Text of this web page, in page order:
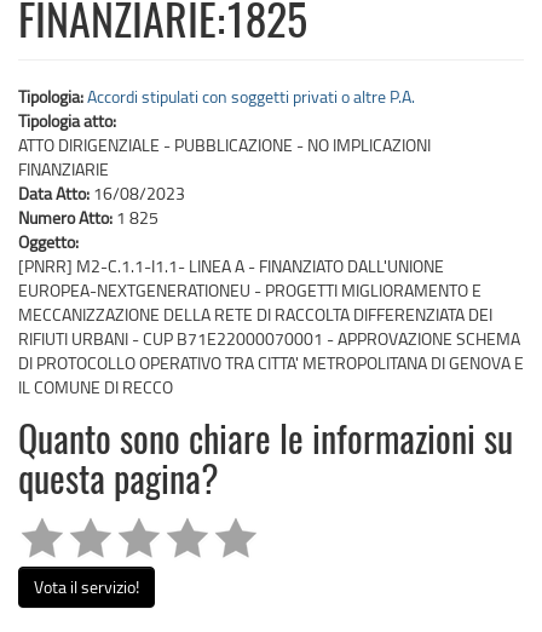
FINANZIARIE:1825
Tipologia:Accordi stipulati con soggetti privati o altre P.A.
Tipologia atto:
ATTO DIRIGENZIALE - PUBBLICAZIONE - NO IMPLICAZIONI
FINANZIARIE
Data Atto: 16/08/2023
Numero Atto: 1 825
Oggetto:
[PNRR] M2-C.1.1-I1.1- LINEA A - FINANZIATO DALL'UNIONE
EUROPEA-NEXTGENERATIONEU - PROGETTI MIGLIORAMENTO E
MECCANIZZAZIONE DELLA RETE DI RACCOLTA DIFFERENZIATA DEI
RIFIUTI URBANI - CUP B71E22000070001 - APPROVAZIONE SCHEMA
DI PROTOCOLLO OPERATIVO TRA CITTA' METROPOLITANA DI GENOVA E
IL COMUNE DI RECCO
Quanto sono chiare le informazioni su
questa pagina?
Vota il servizio!